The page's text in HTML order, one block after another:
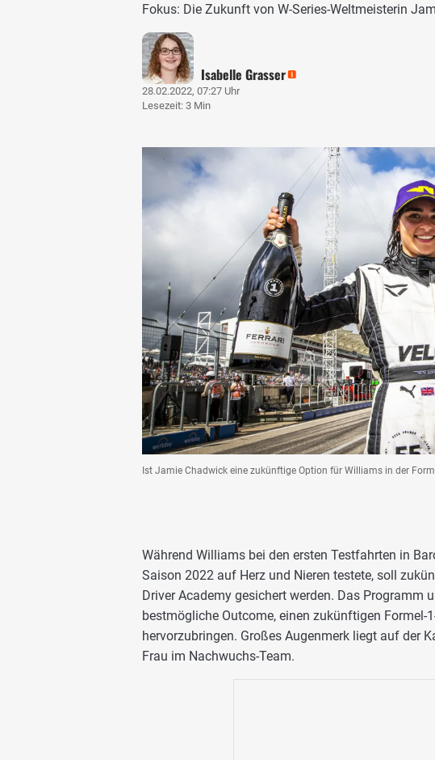
Fokus: Die Zukunft von W-Series-Weltmeisterin
Isabelle Grasser
28.02.2022, 07:27 Uhr
Lesezeit: 3 Min
Ist Jamie Chadwick eine zukünftige Option für Williams in der
Während Williams bei den ersten Testfahrten in
Saison 2022 auf Herz und Nieren testete, soll
Driver Academy gesichert werden. Das Programm
bestmögliche Outcome, einen zukünftigen Formel-
hervorzubringen. Großes Augenmerk liegt auf der
Frau im Nachwuchs-Team.